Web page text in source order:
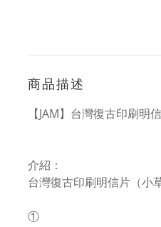
商品描述
【JAM】台灣復古印刷明
介紹：
台灣復古印刷明信片（小
①